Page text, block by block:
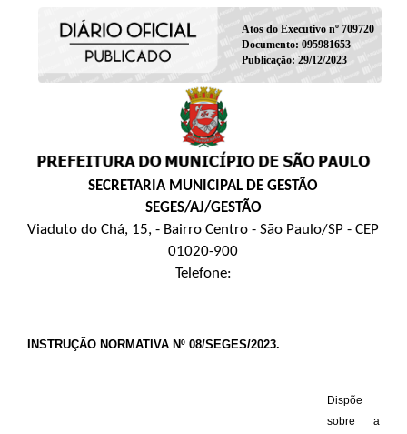
Atos do Executivo nº 709720
Documento: 095981653
Publicação: 29/12/2023
SECRETARIA MUNICIPAL DE GESTÃO
SEGES/AJ/GESTÃO
Viaduto do Chá, 15, - Bairro Centro - São Paulo/SP - CEP
01020-900
Telefone:
INSTRUÇÃO NORMATIVA Nº 08/SEGES/2023.
Dispõe
sobre a